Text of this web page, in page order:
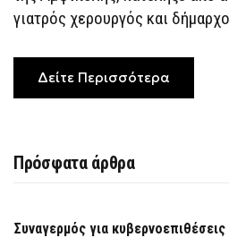
γιατρός χερουργός και
Δείτε Περισσότερα
Πρόσφατα άρθρα
Συναγερμός για